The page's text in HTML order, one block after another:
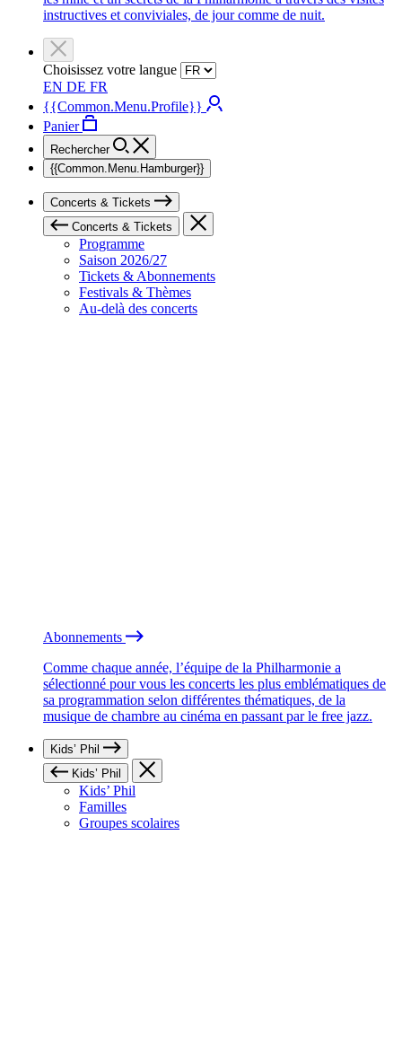
instructives et conviviales, de jour comme de nuit.
Choisissez votre langue
EN DE FR
{{Common.Menu.Profile}}
Panier
Rechercher
{{Common.Menu.Hamburger}}
Concerts & Tickets
Concerts & Tickets
Programme
Saison 2026/27
Tickets & Abonnements
Festivals & Thèmes
Au-delà des concerts
Abonnements
Comme chaque année, l’équipe de la Philharmonie a
sélectionné pour vous les concerts les plus emblématiques de
sa programmation selon différentes thématiques, de la
musique de chambre au cinéma en passant par le free jazz.
Kids’ Phil
Kids’ Phil
Kids’ Phil
Familles
Groupes scolaires